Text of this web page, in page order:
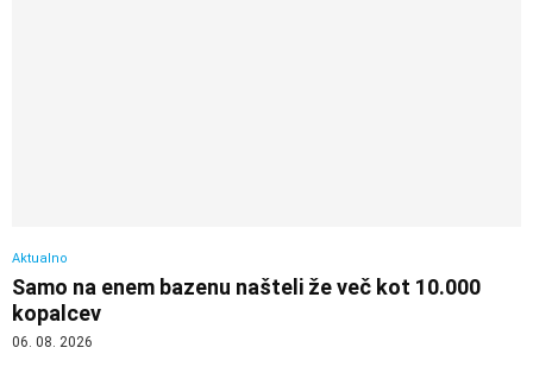
Aktualno
Samo na enem bazenu našteli že več kot 10.000
kopalcev
06. 08. 2026